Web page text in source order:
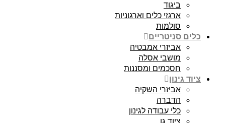
ביגוד
ארגזי כלים וארגוניות
סולמות
כלים סניטריים
אביזרי אמבטיה
מושבי אסלה
חסכמים ומסננות
ציוד גינון
אביזרי השקיה
הדברה
כלי עבודה לגינון